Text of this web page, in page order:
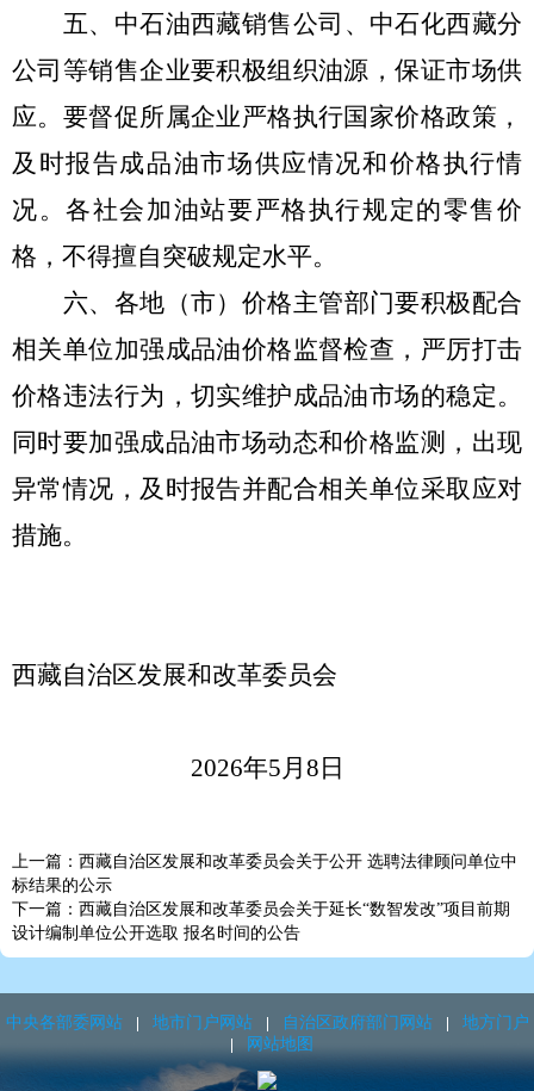
五、 中石油西藏销售公司 、 中石化西藏分
公司等销售企业要积极组织油源，保证市场供
应。要督促所属企业严格执行国家价格政策，
及时报告成品油市场供应情况和价格执行情
况。各社会加油站要严格执行规定的零售价
格，不得擅自突破规定水平。
六、 各地（市）价格主管部门要积极配合
相关单位加强成品油价格监督检查，严厉打击
价格违法行为，切实维护成品油市场的稳定。
同时要加强成品油市场动态和价格监测，出现
异常情况，及时报告并配合相关单位采取应对
措施。
西藏自治区发展和改革委员会
2026年5月 8 日
上一篇：西藏自治区发展和改革委员会关于公开 选聘法律顾问单位中
标结果的公示
下一篇：西藏自治区发展和改革委员会关于延长“数智发改”项目前期
设计编制单位公开选取 报名时间的公告
中央各部委网站 地市门户网站 自治区政府部门网站
地方门户
网站地图